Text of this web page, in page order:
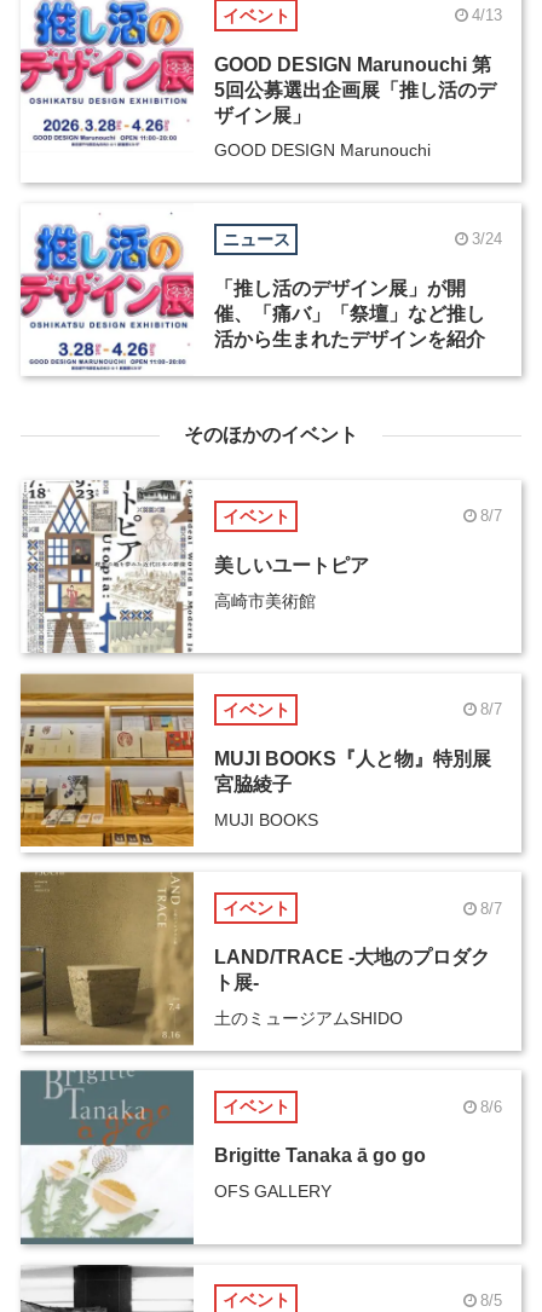
イベント 4/13
GOOD DESIGN Marunouchi 第
5回公募選出企画展「推し活のデ
ザイン展」
GOOD DESIGN Marunouchi
ニュース 3/24
「推し活のデザイン展」が開
催、「痛バ」「祭壇」など推し
活から生まれたデザインを紹介
そのほかのイベント
イベント 8/7
美しいユートピア
高崎市美術館
イベント 8/7
MUJI BOOKS『人と物』特別展
宮脇綾子
MUJI BOOKS
イベント 8/7
LAND/TRACE -大地のプロダク
ト展-
土のミュージアムSHIDO
イベント 8/6
Brigitte Tanaka ā go go
OFS GALLERY
イベント 8/5